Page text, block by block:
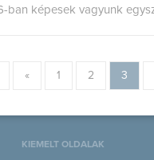
ban képesek vagyunk
« 1 2 3
KIEMELT OLDALAK